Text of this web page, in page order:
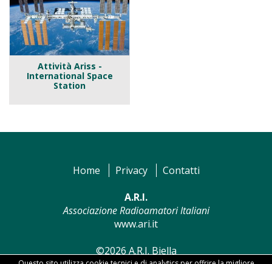
Attività Ariss -
International Space
Station
Home Privacy
Contatti
A.R.I.
Associazione Radioamatori Italiani
www.ari.it
©2026 A.R.I. Biella